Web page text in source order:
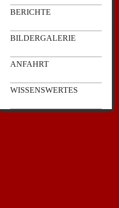
BERICHTE
BILDERGALERIE
ANFAHRT
WISSENSWERTES